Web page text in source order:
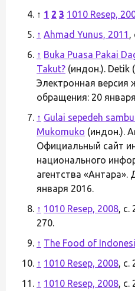
↑ 1 2 3 1010 Resep,
↑ Ahmad Yunus, 2011 ,
↑ Buka Puasa Pakai
Takut? (индон.). Detik
Электронная версия
обращения: 20
↑ Gulai sepedeh
Mukomuko (индон.).
Официальный сайт
национального
агентства
января 2016.
↑ 1010 Resep, 2008, с.
270.
↑ The Food of
↑ 1010 Resep, 2008, с.
↑ 1010 Resep, 2008, с.